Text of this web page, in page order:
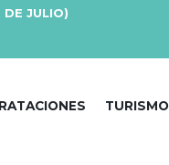
JULIO)
TURISMO